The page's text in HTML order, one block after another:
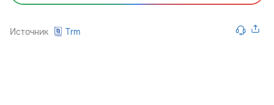
Источник Trm